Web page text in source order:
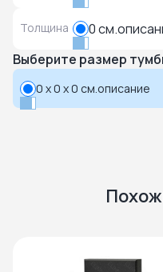
Толщина
0
Выберите размер
0 x 0 x 0 см.описание